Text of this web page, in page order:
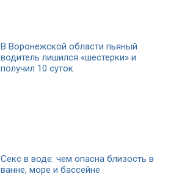
В Воронежской области пьяный
водитель лишился «шестерки» и
получил 10 суток
Секс в воде: чем опасна близость в
ванне, море и бассейне